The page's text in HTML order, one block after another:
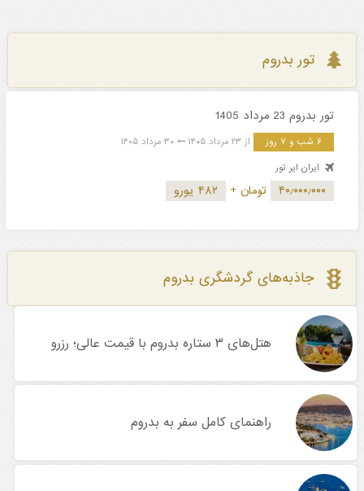
تور بدروم
تور بدروم 23 مرداد 1405
۶ شب و ۷ روز از ۲۳ مرداد ۱۴۰۵
۳۰ مرداد ۱۴۰۵
ایران ایر تور
۴۰٫۰۰۰٫۰۰۰ تومان + ۴۸۲ یورو
جاذبه‌های گردشگری بدروم
هتل‌های ۳ ستاره بدروم با قیمت عالی؛ رزرو
راهنمای کامل سفر به بدروم